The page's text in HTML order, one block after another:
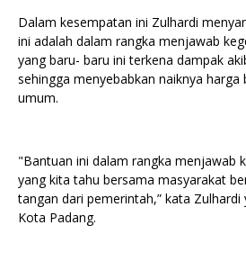
Dalam kesempatan ini Zulhardi
ini adalah dalam rangka menjawab
yang baru- baru ini terkena dampak
sehingga menyebabkan naiknya harga
umum.
"Bantuan ini dalam rangka menjawab
yang kita tahu bersama masyarakat
tangan dari pemerintah,” kata
Kota Padang.